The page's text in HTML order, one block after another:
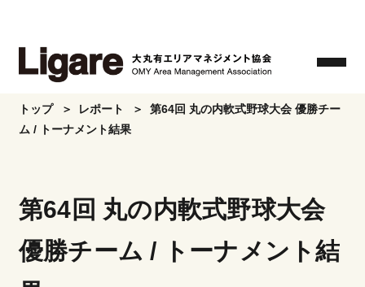
content
トップ レポート
第64回 丸の内軟式野球大会 優勝チー
ム / トーナメント結果
第64回 丸の内軟式野球大会
優勝チーム / トーナメント結